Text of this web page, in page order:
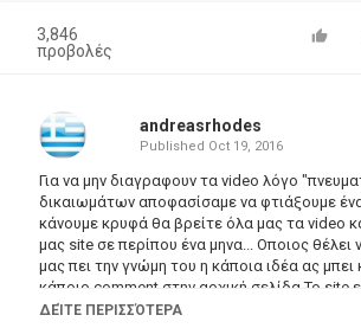
3,846
προβολές
andreasrhodes
Published Oct 19, 2016
Για να μην διαγραφουν τα video λόγο
δικαιωμάτων αποφασίσαμε να φτιάξουμε
κάνουμε κρυφά θα βρείτε όλα μας τα video
μας site σε περίπου ένα μηνα... Οποιος θέλει
μας πει την γνώμη του η κάποια ιδέα ας μπει
κάποιο comment στην αρχική σελίδα Το site
http://bit.ly/2d0z7dM
ΔΕΊΤΕ ΠΕΡΙΣΣΌΤΕΡΑ